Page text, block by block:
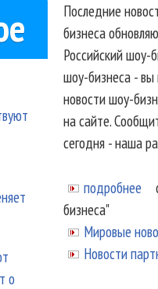
о
Последние
бизнеса
Российский шоу-
шоу-бизнеса -
новости шоу-
на сайте.
сегодня - наша
подробнее
бизнеса"
Мировые
Новости